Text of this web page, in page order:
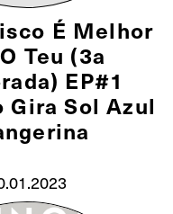
É Melhor
Teu (3a
EP#1
Sol Azul